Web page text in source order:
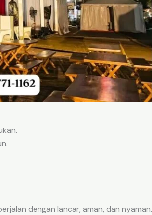
dengan lancar, aman, dan nyaman.